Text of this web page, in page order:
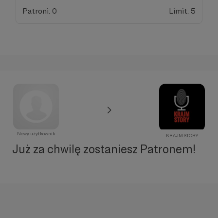
Patroni: 0 Limit: 5
Nowy użytkownik KRAJM STORY
Już za chwilę zostaniesz Patronem!